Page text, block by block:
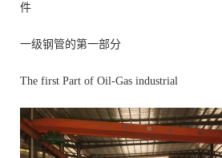
件
一级钢管的第一部分
The first Part of Oil-Gas industrial